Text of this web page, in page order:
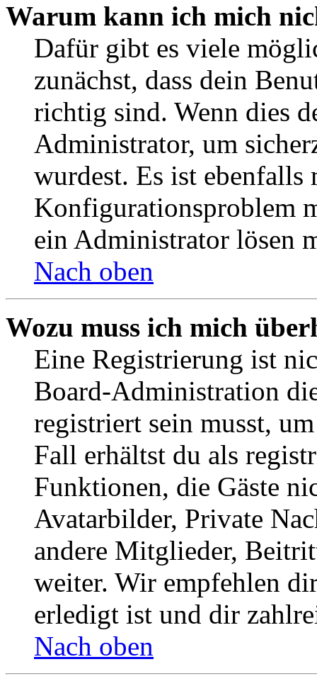
Warum kann ich mich
Dafür gibt es viele
zunächst, dass dein
richtig sind. Wenn dies
Administrator, um
wurdest. Es ist ebenfalls
Konfigurationsproblem
ein Administrator lösen
Nach oben
Wozu muss ich mich
Eine Registrierung ist
Board-Administration
registriert sein musst,
Fall erhältst du als
Funktionen, die Gäste
Avatarbilder, Private
andere Mitglieder,
weiter. Wir empfehlen
erledigt ist und dir
Nach oben